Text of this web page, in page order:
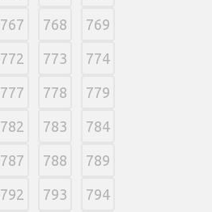
767 768 769
772 773 774
777 778 779
782 783 784
787 788 789
792 793 794